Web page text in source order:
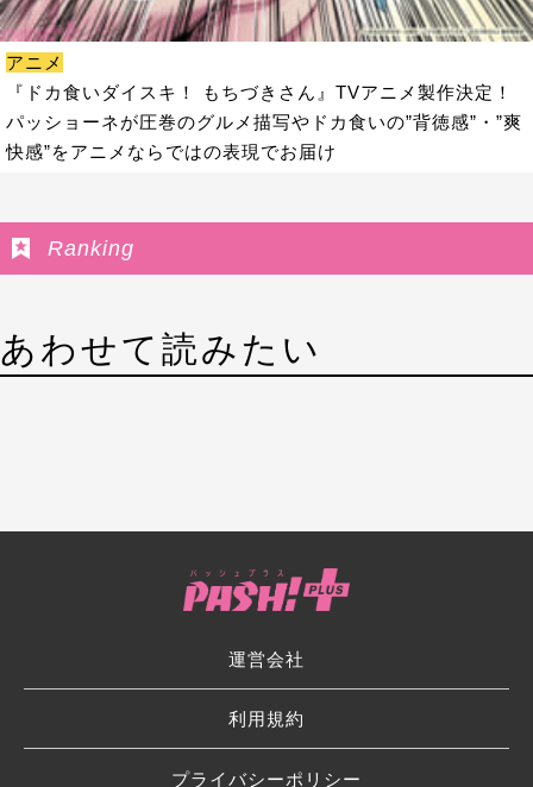
アニメ
『ドカ食いダイスキ！ もちづきさん』TVアニメ製作決定！
パッショーネが圧巻のグルメ描写やドカ食いの”背徳感”・”爽
快感”をアニメならではの表現でお届け
Ranking
あわせて読みたい
運営会社
利用規約
プライバシーポリシー